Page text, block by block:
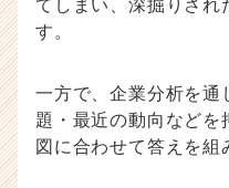
てしまい、深掘りされ
す。
一方で、企業分析を通
題・最近の動向などを
図に合わせて答えを組